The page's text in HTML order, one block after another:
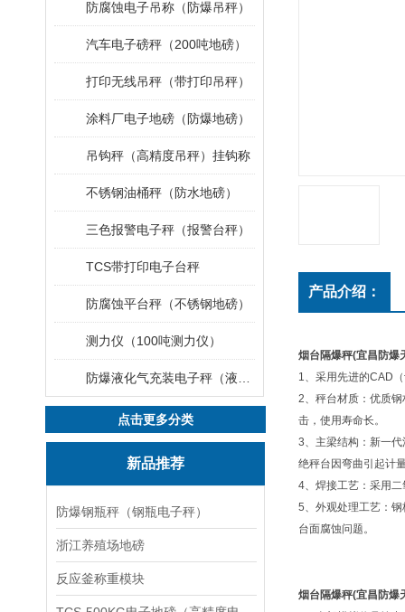
防腐蚀电子吊称（防爆吊秤）
汽车电子磅秤（200吨地磅）
打印无线吊秤（带打印吊秤）
涂料厂电子地磅（防爆地磅）
吊钩秤（高精度吊秤）挂钩称
不锈钢油桶秤（防水地磅）
三色报警电子秤（报警台秤）
TCS带打印电子台秤
防腐蚀平台秤（不锈钢地磅）
测力仪（100吨测力仪）
点击更多分类
新品推荐
防爆钢瓶秤（钢瓶电子秤）
浙江养殖场地磅
反应釜称重模块
产品介绍：
烟台隔爆秤(宜昌防爆
1、采用先进的CAD
2、秤台材质：优质钢
击，使用寿命长。
3、主梁结构：新一
绝秤台因弯曲引起计
4、焊接工艺：采用
5、外观处理工艺：
台面腐蚀问题。
烟台隔爆秤(宜昌防爆